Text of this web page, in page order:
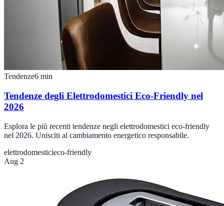
Tendenze6 min
Tendenze degli Elettrodomestici Eco-Friendly nel
2026
Esplora le più recenti tendenze negli elettrodomestici eco-friendly
nel 2026. Unisciti al cambiamento energetico responsabile.
elettrodomesticieco-friendly
Aug 2